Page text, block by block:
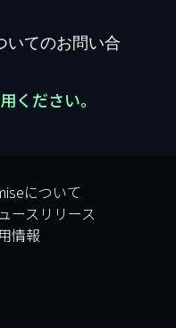
いてのお問い合
ください。
について
ースリリース
情報